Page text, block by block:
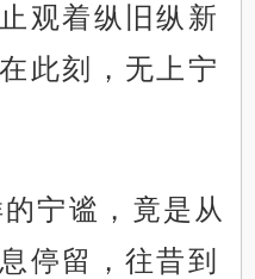
观着纵旧纵新
此刻，无上宁
宁谧，竟是从
停留，往昔到